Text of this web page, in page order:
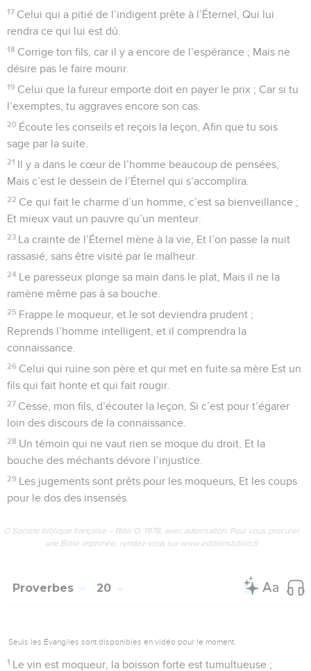
17 Celui qui a pitié de l’indigent prête à l’Éternel, Qui lui
rendra ce qui lui est dû.
18 Corrige ton fils, car il y a encore de l’espérance ; Mais ne
désire pas le faire mourir.
19 Celui que la fureur emporte doit en payer le prix ; Car si tu
l’exemptes, tu aggraves encore son cas.
20 Écoute les conseils et reçois la leçon, Afin que tu sois
sage par la suite.
21 Il y a dans le cœur de l’homme beaucoup de pensées,
Mais c’est le dessein de l’Éternel qui s’accomplira.
22 Ce qui fait le charme d’un homme, c’est sa bienveillance ;
Et mieux vaut un pauvre qu’un menteur.
23 La crainte de l’Éternel mène à la vie, Et l’on passe la nuit
rassasié, sans être visité par le malheur.
24 Le paresseux plonge sa main dans le plat, Mais il ne la
ramène même pas à sa bouche.
25 Frappe le moqueur, et le sot deviendra prudent ;
Reprends l’homme intelligent, et il comprendra la
connaissance.
26 Celui qui ruine son père et qui met en fuite sa mère Est un
fils qui fait honte et qui fait rougir.
27 Cesse, mon fils, d’écouter la leçon, Si c’est pour t’égarer
loin des discours de la connaissance.
28 Un témoin qui ne vaut rien se moque du droit, Et la
bouche des méchants dévore l’injustice.
29 Les jugements sont prêts pour les moqueurs, Et les coups
pour le dos des insensés.
© Société biblique française – Bibli’O, 1978, avec autorisation. Pour vous procurer
une Bible imprimée, rendez-vous sur www.editionsbiblio.fr
Proverbes 20
Seuls les Évangiles sont disponibles en vidéo pour le moment.
1 Le vin est moqueur, la boisson forte est tumultueuse ;